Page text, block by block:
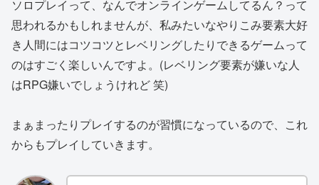
ソロプレイって、なんでオンラインゲームしてるん？って
思われるかもしれませんが、私みたいなやりこみ要素大好
き人間にはコツコツとレベリングしたりできるゲームって
のはすごく楽しいんですよ。(レベリング要素が嫌いな人
はRPG嫌いでしょうけれど 笑)
まぁまったりプレイするのが習慣になっているので、これ
からもプレイしていきます。